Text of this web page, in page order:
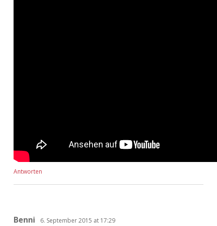
Antworten
Benni 6. September 2015 at 17:29